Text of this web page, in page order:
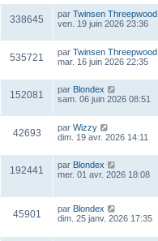
338645 par Twinsen Threepwood
ven. 19 juin 2026 23:36
535721 par Twinsen Threepwood
mar. 16 juin 2026 22:35
152081 par Blondex
sam. 06 juin 2026 08:51
42693 par Wizzy
dim. 19 avr. 2026 14:11
192441 par Blondex
mer. 01 avr. 2026 18:08
45901 par Blondex
dim. 25 janv. 2026 17:35